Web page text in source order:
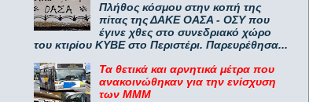
Πλήθος κόσμου στην κοπή της
πίτας της ΔΑΚΕ ΟΑΣΑ - ΟΣΥ που
έγινε χθες στο συνεδριακό χώρο
του κτιρίου ΚΥΒΕ στο Περιστέρι. Παρευρέθησα...
Τα θετικά και αρνητικά μέτρα που
ανακοινώθηκαν για την ενίσχυση
των ΜΜΜ